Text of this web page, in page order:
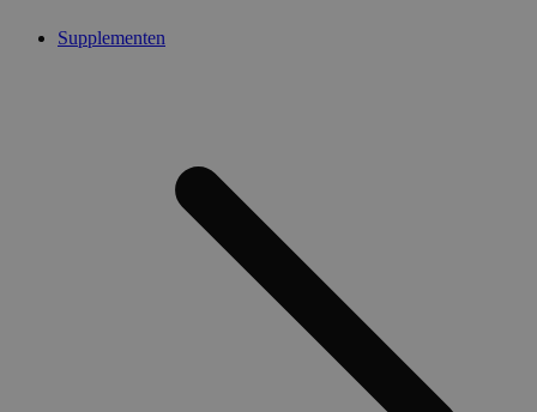
Supplementen